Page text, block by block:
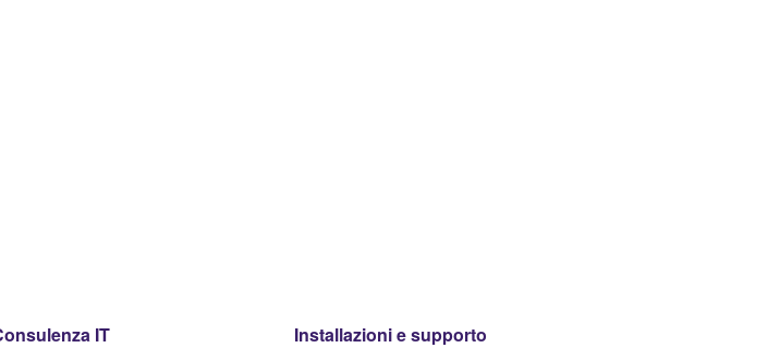
IT Installazioni e supporto